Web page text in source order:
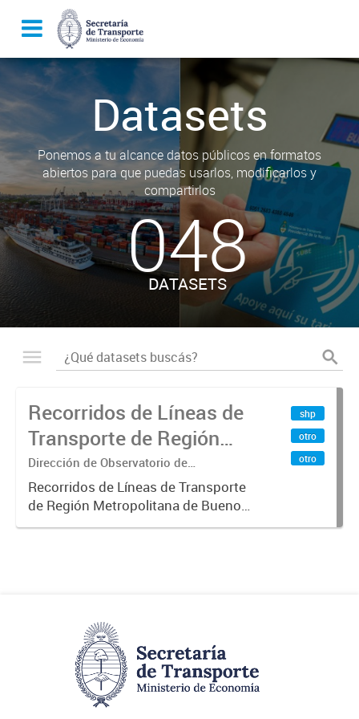
Datasets
Ponemos a tu alcance datos públicos en formatos
abiertos para que puedas usarlos, modificarlos y
compartirlos
048
DATASETS
Recorridos de Líneas de
Transporte de Región
Metropolitana de
Buenos Aires (RMBA)
Dirección de Observatorio de
Transporte, Estudio y Sistemas
Recorridos de Líneas de Transporte
de Región Metropolitana de Buenos
Aires (RMBA).-
shp
otro
otro